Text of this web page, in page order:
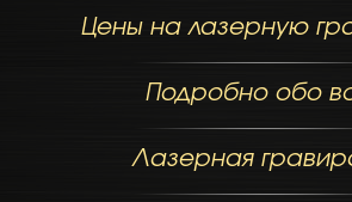
Цены на лазерную
Подробно обо
Лазерная